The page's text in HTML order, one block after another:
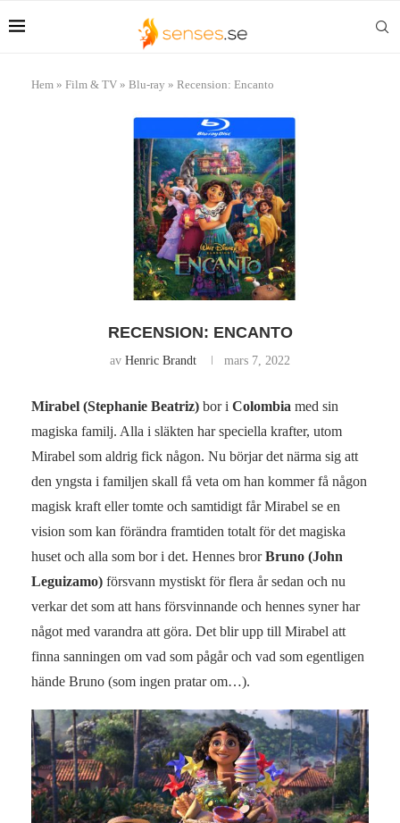
Hem » Film & TV » Blu-ray » Recension: Encanto
RECENSION: ENCANTO
av Henric Brandt mars 7, 2022
Mirabel (Stephanie Beatriz) bor i Colombia med sin
magiska familj. Alla i släkten har speciella krafter, utom
Mirabel som aldrig fick någon. Nu börjar det närma sig att
den yngsta i familjen skall få veta om han kommer få någon
magisk kraft eller tomte och samtidigt får Mirabel se en
vision som kan förändra framtiden totalt för det magiska
huset och alla som bor i det. Hennes brorBruno (John
Leguizamo) försvann mystiskt för flera år sedan och nu
verkar det som att hans försvinnande och hennes syner har
något med varandra att göra. Det blir upp till Mirabel att
finna sanningen om vad som pågår och vad som egentligen
hände Bruno (som ingen pratar om…).